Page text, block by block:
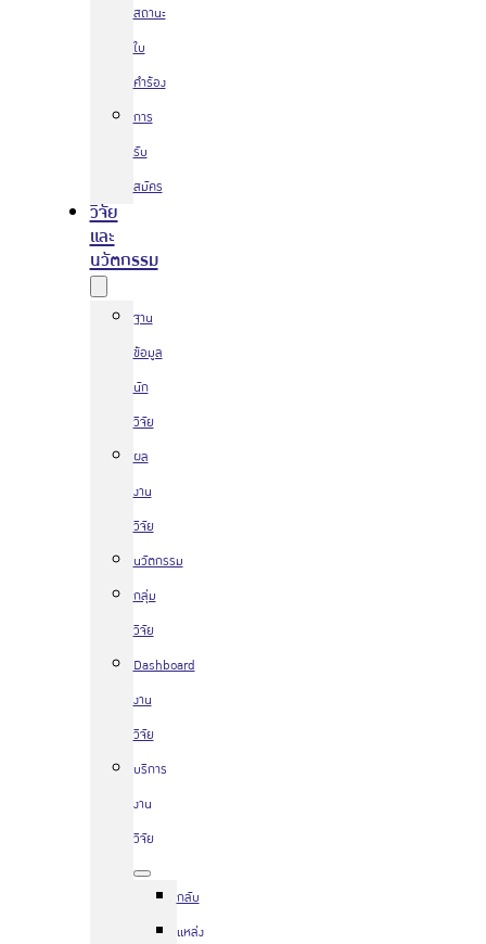
สถานะ
ใบ
คำร้อง
การ
รับ
สมัคร
วิจัย
และ
นวัตกรรม
ฐาน
ข้อมูล
นัก
วิจัย
ผล
งาน
วิจัย
นวัตกรรม
กลุ่ม
วิจัย
Dashboard
งาน
วิจัย
บริการ
งาน
วิจัย
กลับ
แหล่ง